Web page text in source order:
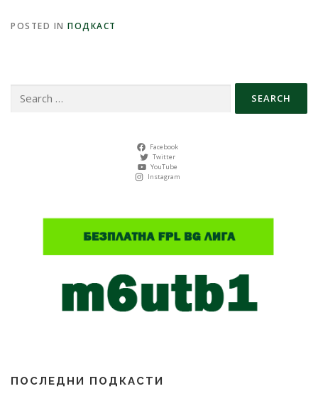
POSTED IN ПОДКАСТ
for:
Facebook
Twitter
YouTube
Instagram
ПОСЛЕДНИ ПОДКАСТИ